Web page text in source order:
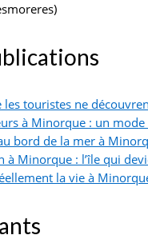
touristes ne
à Minorque : un
bord de la mer à
à Minorque : l’île qui
la vie à